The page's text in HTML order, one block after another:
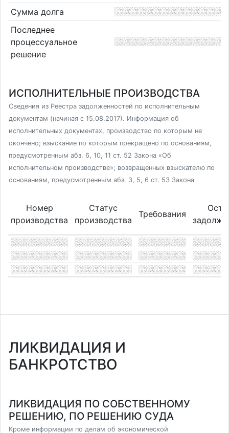
Сумма долга
Последнее
процессуальное
решение
ИСПОЛНИТЕЛЬНЫЕ ПРОИЗВОДСТВА
Сведения из Реестра задолженностей по исполнительным
документам (начиная с 15.08.2017). Информация об
исполнительных документах, производство по которым не
окончено; взыскание по которым прекращено по основаниям,
предусмотренным абз. 6, 10, 11 ст. 52 Закона «Об
исполнительном производстве»; возвращенных взыскателю по
основаниям, предусмотренным абз. 3, 5, 6 ст. 53 Закона
Номер
производства
Статус
производства
Требования
ЛИКВИДАЦИЯ И
БАНКРОТСТВО
ЛИКВИДАЦИЯ ПО СОБСТВЕННОМУ
РЕШЕНИЮ, ПО РЕШЕНИЮ СУДА
Кроме информации по делам об экономической